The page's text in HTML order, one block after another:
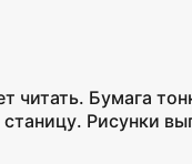
Бумага
Рисунки